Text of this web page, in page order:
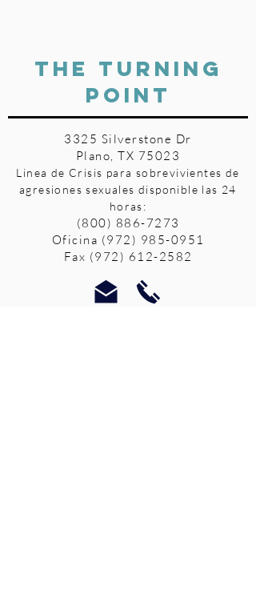
THE TURNING
POINT
3325 Silverstone Dr
Plano, TX 75023
Linea de Crisis para sobrevivientes de
agresiones sexuales disponible las 24
horas:
(800) 886-7273
Oficina (972) 985-0951
Fax (972) 612-2582